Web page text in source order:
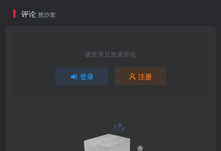
评论 抢沙发
请登录后发表评论
登录 注册